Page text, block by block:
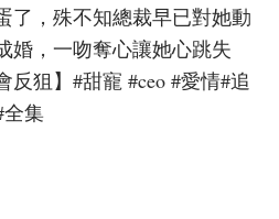
了，殊不知總裁早已對她動
婚，一吻奪心讓她心跳失
狙】#甜寵 #ceo #愛情#追
集